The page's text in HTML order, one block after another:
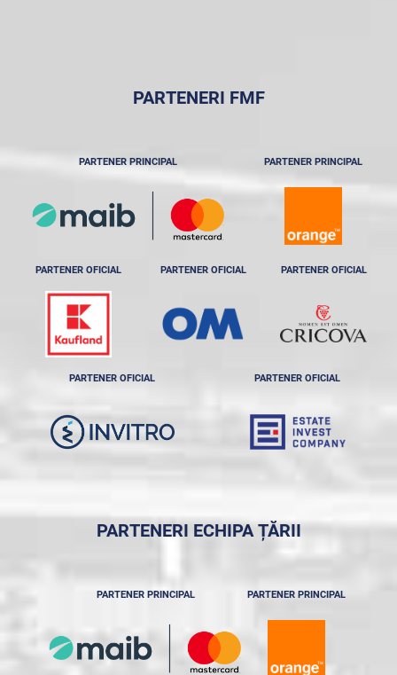
PARTENERI FMF
PARTENER PRINCIPAL PARTENER PRINCIPAL
PARTENER OFICIAL PARTENER OFICIAL PARTENER OFICIAL
PARTENER OFICIAL PARTENER OFICIAL
PARTENERI ECHIPA ȚĂRII
PARTENER PRINCIPAL PARTENER PRINCIPAL